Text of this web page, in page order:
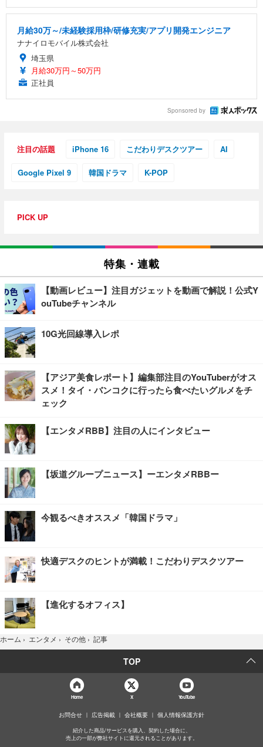
月給30万～/未経験採用枠/研修充実/アプリ開発エンジニア
ナナイロモバイル株式会社
埼玉県
月給30万円～50万円
正社員
Sponsored by
注目の話題 iPhone 16 こだわりデスクツアー AI
Google Pixel 9 韓国ドラマ K-POP
PICK UP
特集・連載
【動画レビュー】注目ガジェットを動画で解説！公式Y
ouTubeチャンネル
10G光回線導入レポ
【アジア美食レポート】編集部注目のYouTuberがオス
スメ！タイ・バンコクに行ったら食べたいグルメをチ
ェック
【エンタメRBB】注目の人にインタビュー
【坂道グループニュース】ーエンタメRBBー
今観るべきオススメ「韓国ドラマ」
快適デスクのヒントが満載！こだわりデスクツアー
【進化するオフィス】
ホーム › エンタメ › その他 › 記事
TOP
Home X YouTube
お問合せ 広告掲載 会社概要 個人情報保護方針
紹介した商品/サービスを購入、契約した場合に、
売上の一部が弊社サイトに還元されることがあります。